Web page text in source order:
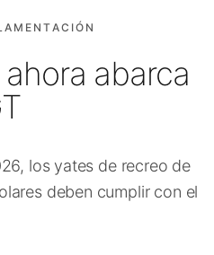
abarca
los yates de recreo de
deben cumplir con el